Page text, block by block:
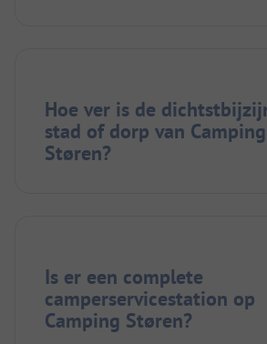
Hoe ver is de
stad of dorp van Camping
Støren?
Is er een complete
camperservicestation op
Camping Støren?